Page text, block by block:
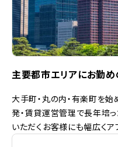
主要都市エリアにお勤
大手町・丸の内・有楽町を
発・賃貸運営管理で長年培
いただくお客様にも幅広くア